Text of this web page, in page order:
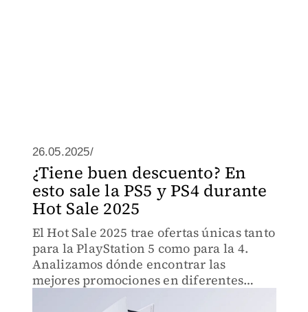
26.05.2025/
¿Tiene buen descuento? En
esto sale la PS5 y PS4 durante
Hot Sale 2025
El Hot Sale 2025 trae ofertas únicas tanto
para la PlayStation 5 como para la 4.
Analizamos dónde encontrar las
mejores promociones en diferentes